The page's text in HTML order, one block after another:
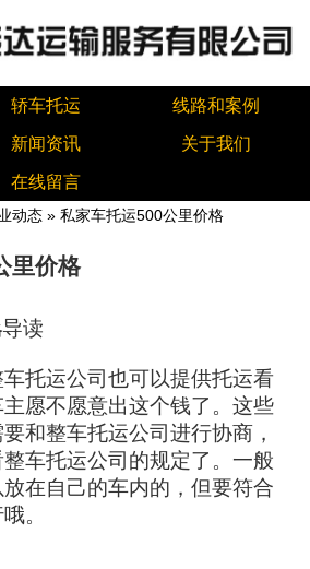
轿车托运 线路和案例
新闻资讯 关于我们
在线留言
动态 » 私家车托运500公里价格
里价格
导读
托运公司也可以提供托运看
愿不愿意出这个钱了。这些
和整车托运公司进行协商，
车托运公司的规定了。一般
在自己的车内的，但要符合
。